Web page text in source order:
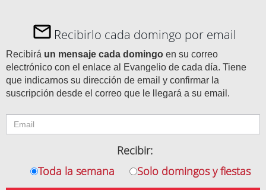
Recibirlo cada domingo por email
Recibirá un mensaje cada domingo en su correo
electrónico con el enlace al Evangelio de cada día. Tiene
que indicarnos su dirección de email y confirmar la
suscripción desde el correo que le llegará a su email.
Recibir:
Toda la semana
Solo domingos y fiestas